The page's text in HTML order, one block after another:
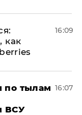
как
16:09
по тылам
ВСУ
16:07